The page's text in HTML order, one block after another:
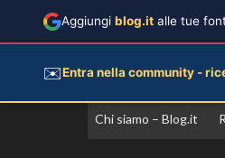
Vai
Chi siamo – Blog.it
Aggiungi blog.it alle tue
✉️Entra nella community -